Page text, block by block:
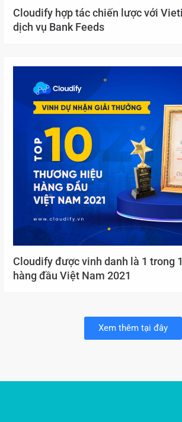
Cloudify hợp tác chiến lược với
dịch vụ Bank Feeds
Cloudify được vinh danh là 1 trong
hàng đầu Việt Nam 2021
Xem thêm tại đây